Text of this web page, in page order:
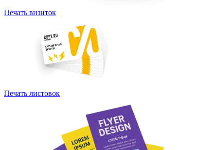
Печать визиток
Печать листовок